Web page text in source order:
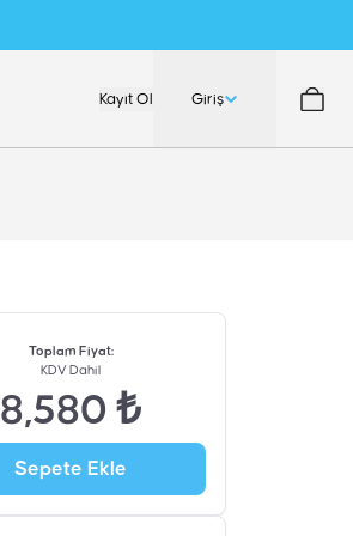
Kayıt Ol Giriş
Toplam Fiyat:
KDV Dahil
8,580 ₺
Sepete Ekle